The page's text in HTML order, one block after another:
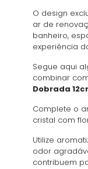
O design
ar de
banheiro,
experiência
Segue aqui
combinar
Dobrada
Complete o
cristal com
Utilize
odor
contribuem